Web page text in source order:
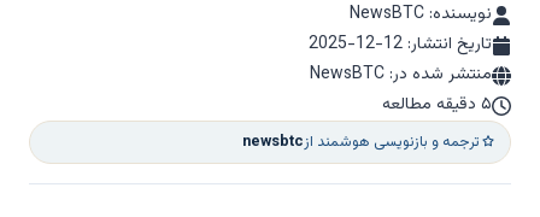
نویسنده: NewsBTC
تاریخ انتشار: 2025-12-12
منتشر شده در: NewsBTC
۵ دقیقه مطالعه
ترجمه و بازنویسی هوشمند ازnewsbtc